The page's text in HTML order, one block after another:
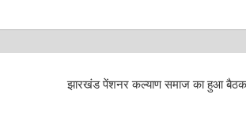
झारखंड पेंशनर कल्याण समाज का हुआ